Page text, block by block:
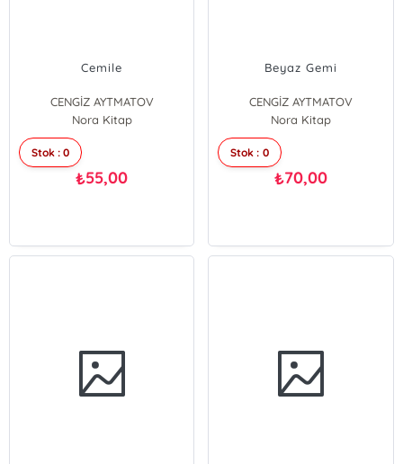
Cemile
CENGİZ AYTMATOV
Nora Kitap
Stok : 0
₺55,00
Beyaz Gemi
CENGİZ AYTMATOV
Nora Kitap
Stok : 0
₺70,00